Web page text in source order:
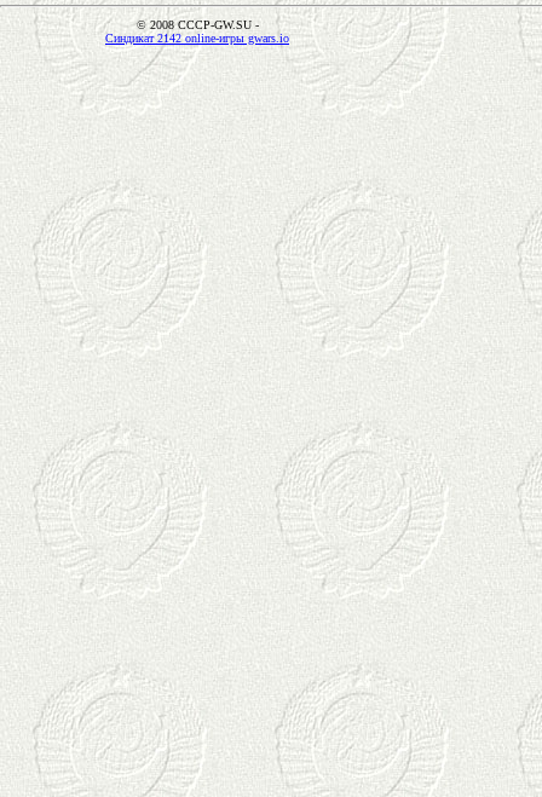
© 2008 CCCP-GW.SU -
Синдикат 2142 online-игры gwars.io